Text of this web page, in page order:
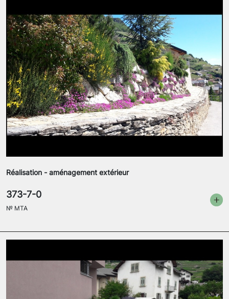
Réalisation - aménagement extérieur
373-7-0
№ MTA